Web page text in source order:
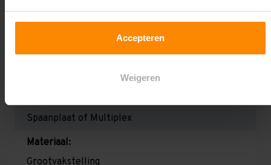
accepteren!
Accepteren
Weigeren
Specificaties
Spaanplaat of Multiplex
Materiaal:
Grootvakstelling